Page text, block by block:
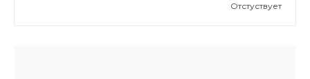
Отстуствует